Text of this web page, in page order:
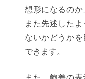
想形になるのか
また先述した
ないかどうか
できます。